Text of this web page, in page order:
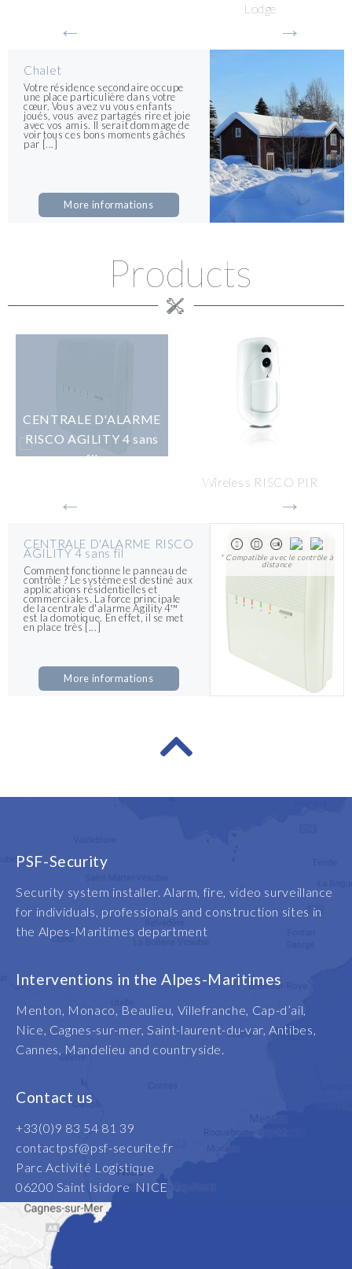
Lodge
Chalet
Votre résidence secondaire occupe
une place particulière dans votre
cœur. Vous avez vu vous enfants
joués, vous avez partagés rire et joie
avec vos amis. Il serait dommage de
voir tous ces bons moments gâchés
par [...]
More informations
Products
CENTRALE D'ALARME
RISCO AGILITY 4 sans
fil
Wireless RISCO PIR
CAM Detector
CENTRALE D'ALARME RISCO
AGILITY 4 sans fil
Comment fonctionne le panneau de
contrôle ? Le système est destiné aux
applications résidentielles et
commerciales. La force principale
de la centrale d'alarme Agility 4™
est la domotique. En effet, il se met
en place très [...]
More informations
* Compatible avec le contrôle à
distance
PSF-Security
Security system installer. Alarm, fire, video surveillance
for individuals, professionals and construction sites in
the Alpes-Maritimes department
Interventions in the Alpes-Maritimes
Menton, Monaco, Beaulieu, Villefranche, Cap-d’ail,
Nice, Cagnes-sur-mer, Saint-laurent-du-var, Antibes,
Cannes, Mandelieu and countryside.
Contact us
+33(0)9 83 54 81 39
contactpsf@psf-securite.fr
Parc Activité Logistique
06200 Saint Isidore NICE